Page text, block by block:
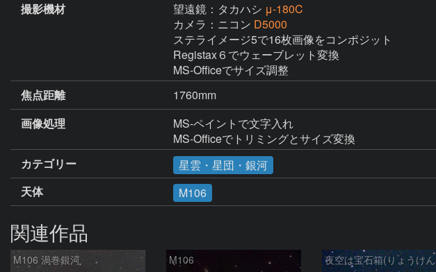
撮影機材
望遠鏡：タカハシ μ-180C
カメラ：ニコン D5000
ステライメージ5で16枚画像をコンポジット
Registax６でウェーブレット変換
MS-Officeでサイズ調整
焦点距離
1760mm
画像処理
MS-ペイントで文字入れ
MS-Officeでトリミングとサイズ変換
カテゴリー
星雲・星団・銀河
天体
M106
関連作品
M106 渦巻銀河 M106 夜